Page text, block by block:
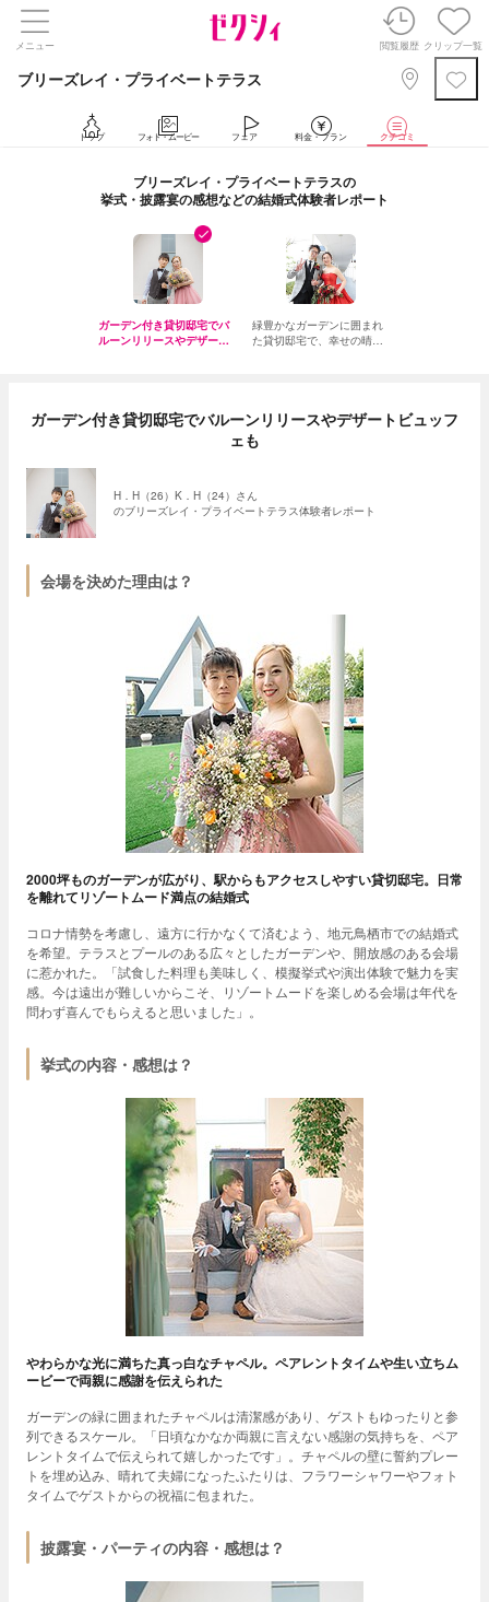
メニュー 閲覧履歴 クリップ一覧
ブリーズレイ・プライベートテラス
トップ フォト・ムービー フェア 料金・プラン クチコミ
ブリーズレイ・プライベートテラスの
挙式・披露宴の感想などの結婚式体験者レポート
ガーデン付き貸切邸宅でバ
ルーンリリースやデザート
緑豊かなガーデンに囲まれ
た貸切邸宅で、幸せの晴れ
ガーデン付き貸切邸宅でバルーンリリースやデザートビュッフ
ェも
H．H（26）K．H（24）さん
のブリーズレイ・プライベートテラス体験者レポート
会場を決めた理由は？
2000坪ものガーデンが広がり、駅からもアクセスしやすい貸切邸宅。日常
を離れてリゾートムード満点の結婚式
コロナ情勢を考慮し、遠方に行かなくて済むよう、地元鳥栖市での結婚式
を希望。テラスとプールのある広々としたガーデンや、開放感のある会場
に惹かれた。「試食した料理も美味しく、模擬挙式や演出体験で魅力を実
感。今は遠出が難しいからこそ、リゾートムードを楽しめる会場は年代を
問わず喜んでもらえると思いました」。
挙式の内容・感想は？
やわらかな光に満ちた真っ白なチャペル。ペアレントタイムや生い立ちム
ービーで両親に感謝を伝えられた
ガーデンの緑に囲まれたチャペルは清潔感があり、ゲストもゆったりと参
列できるスケール。「日頃なかなか両親に言えない感謝の気持ちを、ペア
レントタイムで伝えられて嬉しかったです」。チャペルの壁に誓約プレー
トを埋め込み、晴れて夫婦になったふたりは、フラワーシャワーやフォト
タイムでゲストからの祝福に包まれた。
披露宴・パーティの内容・感想は？